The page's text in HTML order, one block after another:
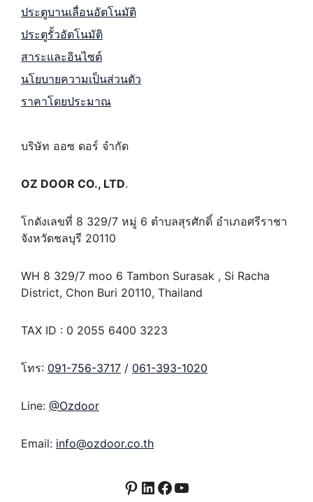
ประตูบานเลื่อนอัตโนมัติ
ประตูรั้วอัตโนมัติ
สาระและอินไซต์
นโยบายความเป็นส่วนตัว
ราคาโดยประมาณ
บริษัท ออซ ดอร์ จำกัด
OZ DOOR CO., LTD.
โกดังเลขที่ 8 329/7 หมู่ 6 ตำบลสุรศักดิ์ อำเภอศรีราชา
จังหวัดชลบุรี 20110
WH 8 329/7 moo 6 Tambon Surasak , Si Racha
District, Chon Buri 20110, Thailand
TAX ID : 0 2055 6400 3223
โทร: 091-756-3717 / 061-393-1020
Line: @Ozdoor
Email: info@ozdoor.co.th
Pinterest
LinkedIn
Facebook
YouTube